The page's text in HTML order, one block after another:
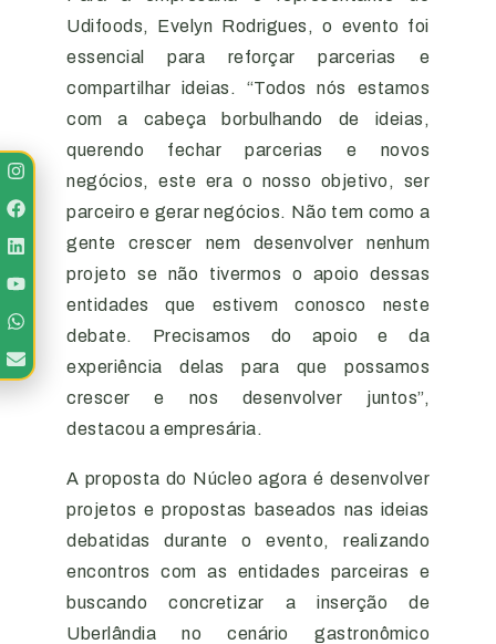
Udifoods, Evelyn Rodrigues, o evento foi
essencial para reforçar parcerias e
compartilhar ideias. “Todos nós estamos
com a cabeça borbulhando de ideias,
querendo fechar parcerias e novos
negócios, este era o nosso objetivo, ser
parceiro e gerar negócios. Não tem como a
gente crescer nem desenvolver nenhum
projeto se não tivermos o apoio dessas
entidades que estivem conosco neste
debate. Precisamos do apoio e da
experiência delas para que possamos
crescer e nos desenvolver juntos”,
destacou a empresária.
A proposta do Núcleo agora é desenvolver
projetos e propostas baseados nas ideias
debatidas durante o evento, realizando
encontros com as entidades parceiras e
buscando concretizar a inserção de
Uberlândia no cenário gastronômico